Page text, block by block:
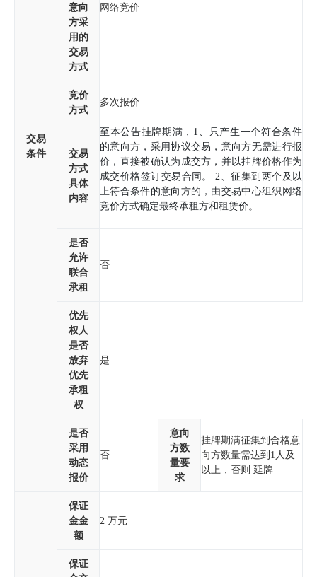
交易
条件
意向
方采
用的
交易
方式
网络竞价
竞价
方式
多次报价
交易
方式
具体
内容
至本公告挂牌期满，1、只产生一个符合条件
的意向方，采用协议交易，意向方无需进行报
价，直接被确认为成交方，并以挂牌价格作为
成交价格签订交易合同。 2、征集到两个及以
上符合条件的意向方的，由交易中心组织网络
竞价方式确定最终承租方和租赁价。
是否
允许
联合
承租
否
优先
权人
是否
放弃
优先
承租
权
是
是否
采用
动态
报价
否
意向
方数
量要
求
挂牌期满征集到合格意
向方数量需达到1人及
以上，否则 延牌
保证
金金
额
2 万元
保证